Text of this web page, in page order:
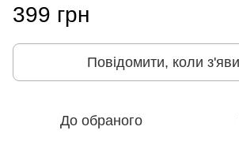
399 грн
Повідомити, коли
До обраного